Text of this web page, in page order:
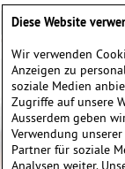
Diese Website
Wir verwenden
Anzeigen zu
soziale Medien
Zugriffe auf unsere
Ausserdem geben
Verwendung
Partner für soziale
Analysen weiter.